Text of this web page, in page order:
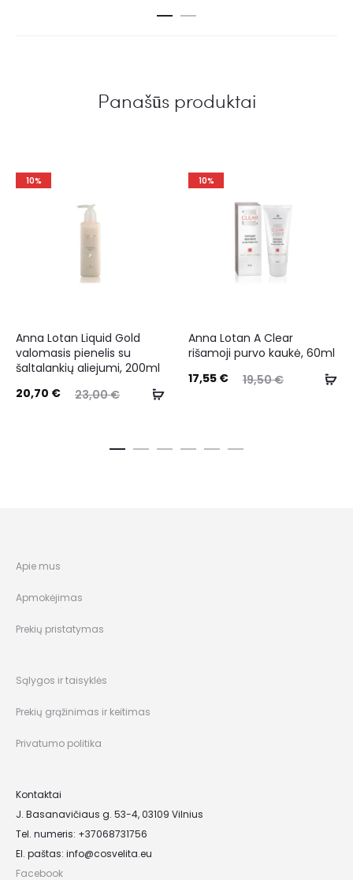
Panašūs produktai
10%
Anna Lotan Liquid Gold
valomasis pienelis su
šaltalankių aliejumi, 200ml
23,00€
20,70 €
10%
Anna Lotan A Clear
rišamoji purvo kaukė, 60ml
19,50€
17,55 €
Apie mus
Apmokėjimas
Prekių pristatymas
Sąlygos ir taisyklės
Prekių grąžinimas ir keitimas
Privatumo politika
Kontaktai
J. Basanavičiaus g. 53-4, 03109 Vilnius
Tel. numeris: +37068731756
El. paštas: info@cosvelita.eu
Facebook